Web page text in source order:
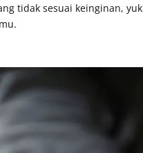
tidak sesuai keinginan,